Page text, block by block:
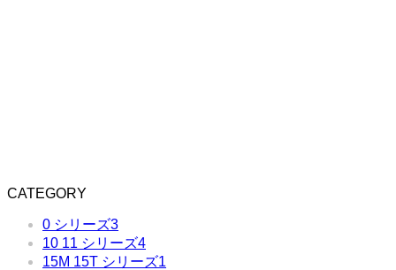
CATEGORY
0 シリーズ3
10 11 シリーズ4
15M 15T シリーズ1